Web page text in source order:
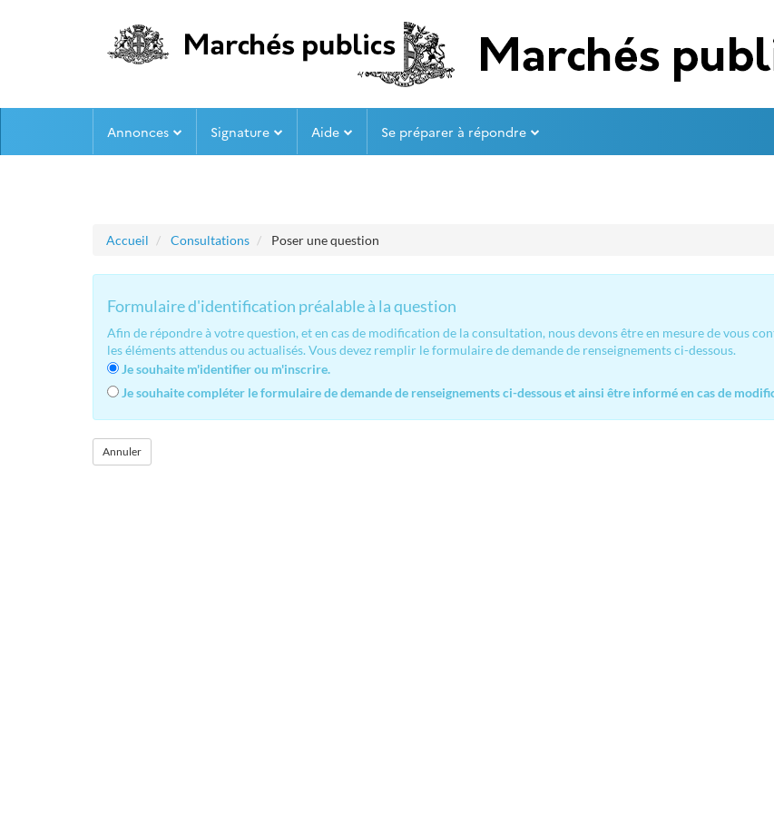
Annonces Signature Aide Se préparer à répondre
Accueil Consultations Poser une question
Formulaire d'identification préalable à la question
Afin de répondre à votre question, et en cas de modification de la consultation, nous devons être en mesure de vous
les éléments attendus ou actualisés. Vous devez remplir le formulaire de demande de renseignements ci-dessous.
Je souhaite m'identifier ou m'inscrire.
Je souhaite compléter le formulaire de demande de renseignements ci-dessous et ainsi être informé en cas de